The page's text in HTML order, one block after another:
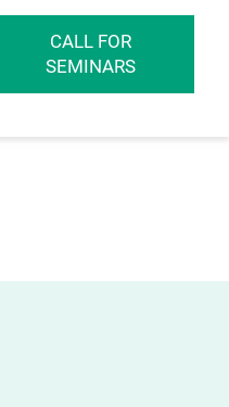
CALL FOR
SEMINARS